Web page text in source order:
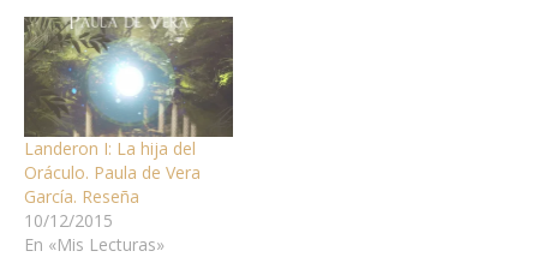
Landeron I: La hija del
Oráculo. Paula de Vera
García. Reseña
10/12/2015
En «Mis Lecturas»